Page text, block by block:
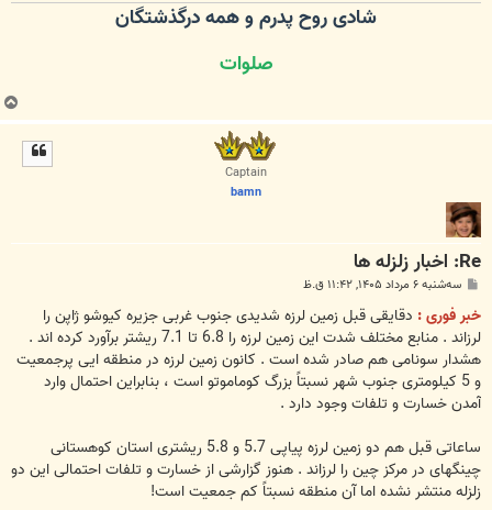
شادی روح پدرم و همه درگذشتگان
صلوات
Captain
bamn
Re: اخبار زلزله ها
ت
سه‌شنبه ۶ مرداد ۱۴۰۵, ۱۱:۴۲ ق.ظ
خبر فوری : دقایقی قبل زمین لرزه شدیدی جنوب غربی جزیره کیوشو ژاپن را
لرزاند . منابع مختلف شدت این زمین لرزه را 6.8 تا 7.1 ریشتر برآورد کرده اند .
هشدار سونامی هم صادر شده است . کانون زمین لرزه در منطقه ایی پرجمعیت
و 5 کیلومتری جنوب شهر نسبتاً بزرگ کوماموتو است ، بنابراین احتمال وارد
آمدن خسارت و تلفات وجود دارد .
ساعاتی قبل هم دو زمین لرزه پیاپی 5.7 و 5.8 ریشتری استان کوهستانی
چینگهای در مرکز چین را لرزاند . هنوز گزارشی از خسارت و تلفات احتمالی این دو
زلزله منتشر نشده اما آن منطقه نسبتاً کم جمعیت است!